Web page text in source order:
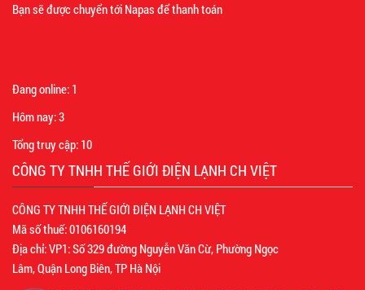
Bạn sẽ được chuyển tới Napas để thanh toán
Đang online: 1
Hôm nay:3
Tổng truy cập: 10
CÔNG TY TNHH THẾ GIỚI ĐIỆN LẠNH CH VIỆT
CÔNG TY TNHH THẾ GIỚI ĐIỆN LẠNH CH VIỆT
Mã số thuế: 0106160194
Địa chỉ: VP1: Số 329 đường Nguyễn Văn Cừ, Phường Ngọc
Lâm, Quận Long Biên, TP Hà Nội